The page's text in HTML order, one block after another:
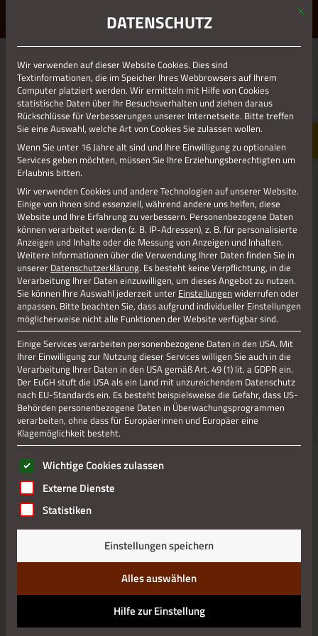
ERLEBE STOLBERG.ERLEBE DICH.
Datenschutz
Impressum
Mit
DATENSCHUTZ
Wir verwenden auf dieser Website Cookies. Dies sind
Textinformationen, die im Speicher Ihres Webbrowsers auf Ihrem
Computer platziert werden. Wir ermitteln mit Hilfe von Cookies
statistische Daten über Ihr Besuchsverhalten und ziehen daraus
Rückschlüsse für Verbesserungen unserer Internetseite. Bitte treffen
Sie eine Auswahl, welche Art von Cookies Sie zulassen wollen.
Wenn Sie unter 16 Jahre alt sind und Ihre Einwilligung zu optionalen
Services geben möchten, müssen Sie Ihre Erziehungsberechtigten um
Erlaubnis bitten.
Wir verwenden Cookies und andere Technologien auf unserer Website.
Einige von ihnen sind essenziell, während andere uns helfen, diese
Website und Ihre Erfahrung zu verbessern. Personenbezogene Daten
können verarbeitet werden (z. B. IP-Adressen), z. B. für personalisierte
Anzeigen und Inhalte oder die Messung von Anzeigen und Inhalten.
Weitere Informationen über die Verwendung Ihrer Daten finden Sie in
unserer Datenschutzerklärung. Es besteht keine Verpflichtung, in die
Verarbeitung Ihrer Daten einzuwilligen, um dieses Angebot zu nutzen.
Sie können Ihre Auswahl jederzeit unter Einstellungen widerrufen oder
anpassen. Bitte beachten Sie, dass aufgrund individueller Einstellungen
möglicherweise nicht alle Funktionen der Website verfügbar sind.
Einige Services verarbeiten personenbezogene Daten in den USA. Mit
Ihrer Einwilligung zur Nutzung dieser Services willigen Sie auch in die
Verarbeitung Ihrer Daten in den USA gemäß Art. 49 (1) lit. a GDPR ein.
Der EuGH stuft die USA als ein Land mit unzureichendem Datenschutz
nach EU-Standards ein. Es besteht beispielsweise die Gefahr, dass US-
Behörden personenbezogene Daten in Überwachungsprogrammen
verarbeiten, ohne dass für Europäerinnen und Europäer eine
Klagemöglichkeit besteht.
Es folgt eine Liste der Service-Gruppen, für die eine
Wichtige Cookies zulassen
Externe Dienste
Statistiken
Einstellungen speichern
Alles auswählen
Hilfe zur Einstellung